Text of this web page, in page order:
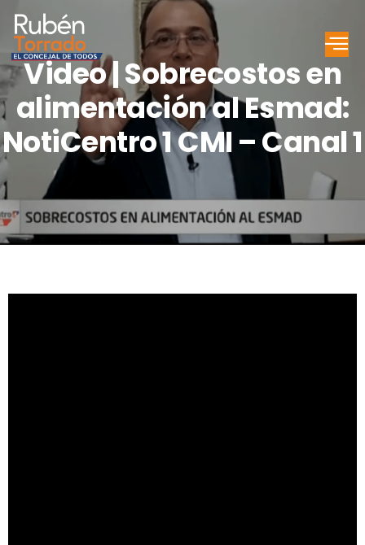
Video | Sobrecostos en
alimentación al Esmad:
NotiCentro 1 CMI – Canal 1